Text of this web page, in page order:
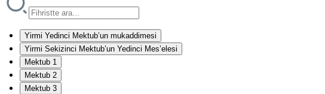
Yirmi Yedinci Mektub’un mukaddimesi
Yirmi Sekizinci Mektub’un Yedinci Mes’elesi
Mektub 1
Mektub 2
Mektub 3